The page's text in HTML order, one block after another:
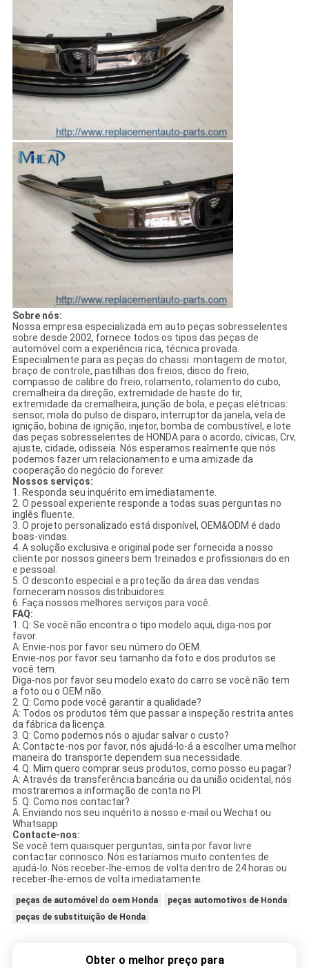
Sobre nós:
Nossa empresa especializada em auto peças sobresselentes
sobre desde 2002, fornece todos os tipos das peças de
automóvel com a experiência rica, técnica provada.
Especialmente para as peças do chassi: montagem de motor,
braço de controle, pastilhas dos freios, disco do freio,
compasso de calibre do freio, rolamento, rolamento do cubo,
cremalheira da direção, extremidade de haste do tir,
extremidade da cremalheira, junção de bola, e peças elétricas:
sensor, mola do pulso de disparo, interruptor da janela, vela de
ignição, bobina de ignição, injetor, bomba de combustível, e lote
das peças sobresselentes de HONDA para o acordo, cívicas, Crv,
ajuste, cidade, odisseia. Nós esperamos realmente que nós
podemos fazer um relacionamento e uma amizade da
cooperação do negócio do forever.
Nossos serviços:
1. Responda seu inquérito em imediatamente.
2. O pessoal experiente responde a todas suas perguntas no
inglês fluente.
3. O projeto personalizado está disponível, OEM&ODM é dado
boas-vindas.
4. A solução exclusiva e original pode ser fornecida a nosso
cliente por nossos gineers bem treinados e profissionais do en
e pessoal.
5. O desconto especial e a proteção da área das vendas
forneceram nossos distribuidores.
6. Faça nossos melhores serviços para você.
FAQ:
1. Q: Se você não encontra o tipo modelo aqui, diga-nos por
favor.
A: Envie-nos por favor seu número do OEM.
Envie-nos por favor seu tamanho da foto e dos produtos se
você tem.
Diga-nos por favor seu modelo exato do carro se você não tem
a foto ou o OEM não.
2. Q: Como pode você garantir a qualidade?
A: Todos os produtos têm que passar a inspeção restrita antes
da fábrica da licença.
3. Q: Como podemos nós o ajudar salvar o custo?
A: Contacte-nos por favor, nós ajudá-lo-á a escolher uma melhor
maneira do transporte dependem sua necessidade.
4. Q: Mim quero comprar seus produtos, como posso eu pagar?
A: Através da transferência bancária ou da união ocidental, nós
mostraremos a informação de conta no PI.
5. Q: Como nos contactar?
A: Enviando nos seu inquérito a nosso e-mail ou Wechat ou
Whatsapp
Contacte-nos:
Se você tem quaisquer perguntas, sinta por favor livre
contactar connosco. Nós estaríamos muito contentes de
ajudá-lo. Nós receber-lhe-emos de volta dentro de 24 horas ou
receber-lhe-emos de volta imediatamente.
peças de automóvel do oem Honda
peças automotivos de Honda
peças de substituição de Honda
Obter o melhor preço para